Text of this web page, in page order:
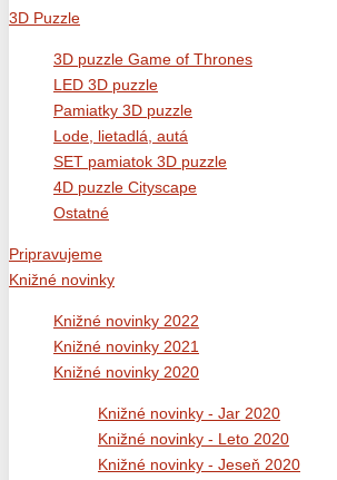
3D Puzzle
3D puzzle Game of Thrones
LED 3D puzzle
Pamiatky 3D puzzle
Lode, lietadlá, autá
SET pamiatok 3D puzzle
4D puzzle Cityscape
Ostatné
Pripravujeme
Knižné novinky
Knižné novinky 2022
Knižné novinky 2021
Knižné novinky 2020
Knižné novinky - Jar 2020
Knižné novinky - Leto 2020
Knižné novinky - Jeseň 2020